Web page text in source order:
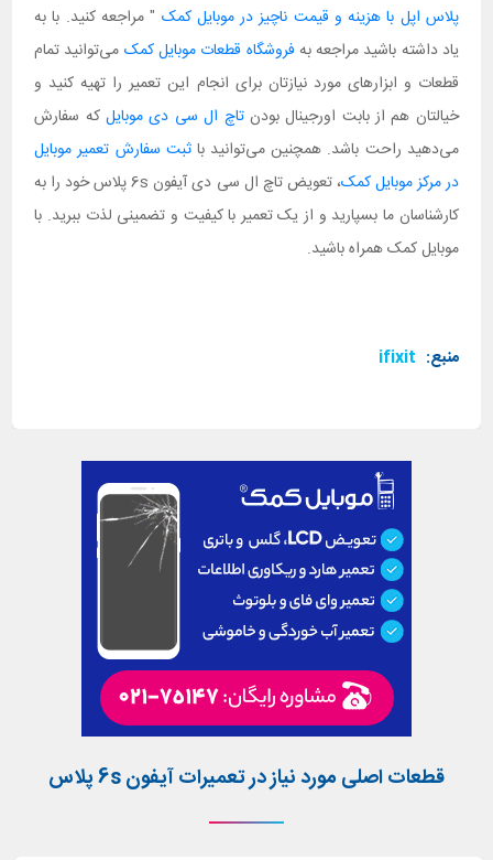
پلاس اپل با هزینه و قیمت ناچیز در موبایل کمک " مراجعه کنید. با به
یاد داشته باشید مراجعه به فروشگاه قطعات موبایل کمک می‌توانید تمام
قطعات و ابزارهای مورد نیازتان برای انجام این تعمیر را تهیه کنید و
خیالتان هم از بابت اورجینال بودنتاچ ال سی دی موبایل که سفارش
می‌دهید راحت باشد. همچنین می‌توانید باثبت سفارش تعمیر موبایل
در مرکز موبایل کمک
، تعویض تاچ ال سی دی آیفون 6s پلاس خود را به
کارشناسان ما بسپارید و از یک تعمیر با کیفیت و تضمینی لذت ببرید. با
موبایل کمک همراه باشید.
منبع: ifixit
قطعات اصلی مورد نیاز در تعمیرات آیفون 6s پلاس